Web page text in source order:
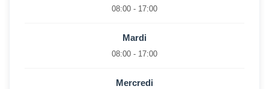
08:00 - 17:00
Mardi
08:00 - 17:00
Mercredi